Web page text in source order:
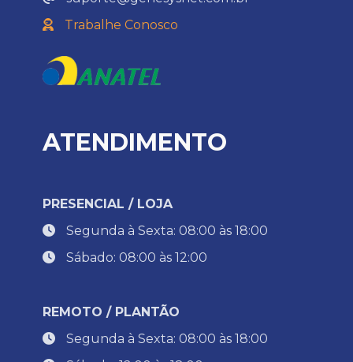
Trabalhe Conosco
ATENDIMENTO
PRESENCIAL / LOJA
Segunda à Sexta: 08:00 às 18:00
Sábado: 08:00 às 12:00
REMOTO / PLANTÃO
Segunda à Sexta: 08:00 às 18:00